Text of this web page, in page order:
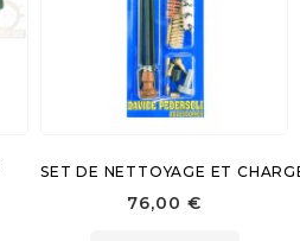
SET DE NETTOYAGE ET
76,00 €